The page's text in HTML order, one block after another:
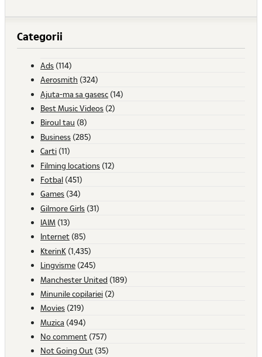
Categorii
Ads (114)
Aerosmith (324)
Ajuta-ma sa gasesc (14)
Best Music Videos (2)
Biroul tau (8)
Business (285)
Carti (11)
Filming locations (12)
Fotbal (451)
Games (34)
Gilmore Girls (31)
IAIM (13)
Internet (85)
KterinK (1,435)
Lingvisme (245)
Manchester United (189)
Minunile copilariei (2)
Movies (219)
Muzica (494)
No comment (757)
Not Going Out (35)